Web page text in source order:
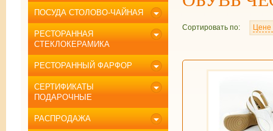
ПОСУДА СТОЛОВО-ЧАЙНАЯ
РЕСТОРАННАЯ
СТЕКЛОКЕРАМИКА
РЕСТОРАННЫЙ ФАРФОР
СЕРТИФИКАТЫ
ПОДАРОЧНЫЕ
РАСПРОДАЖА
Сортировать по: Цене